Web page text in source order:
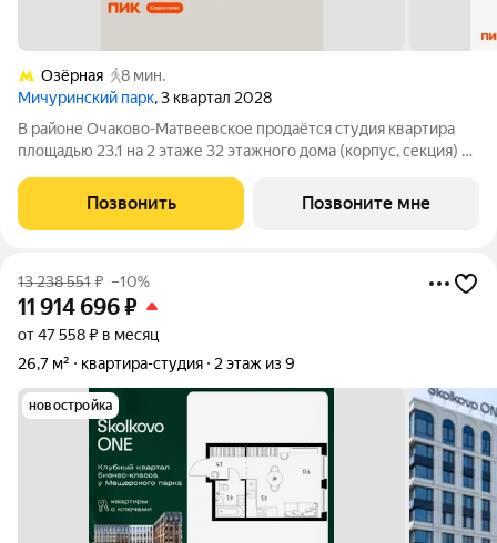
Озёрная
8 мин.
Мичуринский парк, 3 квартал 2028
В районе Очаково-Матвеевское продаётся студия квартира
площадью 23.1 на 2 этаже 32 этажного дома (корпус, секция) в
минут пешком до станции метро «Озёрная». 3 минуты на
автомобиле до МКАД и 20
Позвонить Позвоните мне
13 238 551₽ –10%
11 914 696₽
от 47 558 ₽ в месяц
26,7 м²
квартира-студия 2 этаж из 9
новостройка